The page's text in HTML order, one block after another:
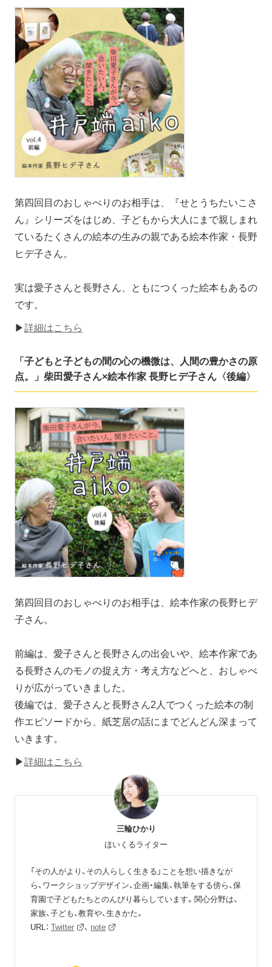
第四回目のおしゃべりのお相手は、『せとうちたいこさ
ん』シリーズをはじめ、子どもから大人にまで親しまれ
ているたくさんの絵本の生みの親である絵本作家・長野
ヒデ子さん。
実は愛子さんと長野さん、ともにつくった絵本もあるの
です。
▶詳細はこちら
「子どもと子どもの間の心の機微は、人間の豊かさの原
点。」柴田愛子さん×絵本作家 長野ヒデ子さん〈後編〉
第四回目のおしゃべりのお相手は、絵本作家の長野ヒデ
子さん。
前編は、愛子さんと長野さんの出会いや、絵本作家であ
る長野さんのモノの捉え方・考え方などへと、おしゃべ
りが広がっていきました。
後編では、愛子さんと長野さん2人でつくった絵本の制
作エピソードから、紙芝居の話にまでどんどん深まって
いきます。
▶詳細はこちら
三輪ひかり
ほいくるライター
「その人がより、その人らしく生きる」ことを想い描きなが
ら、ワークショップデザイン、企画・編集、執筆をする傍ら、保
育園で子どもたちとのんびり暮らしています。関心分野は、
家族、子ども、教育や、生きかた。
URL： Twitter 、 note